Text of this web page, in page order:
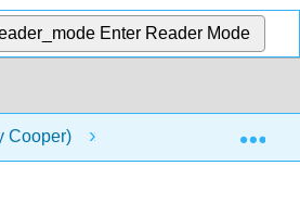
Enter Reader Mode
Cooper) 5: Interacciones